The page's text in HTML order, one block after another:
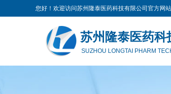
您好！欢迎访问苏州隆泰医药科技有限公司官方网站
苏州隆泰医药科
SUZHOU LONGTAI PHARM